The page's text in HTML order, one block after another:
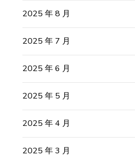
2025 年 8 月
2025 年 7 月
2025 年 6 月
2025 年 5 月
2025 年 4 月
2025 年 3 月